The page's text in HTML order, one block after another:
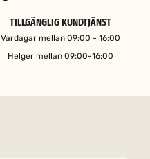
TILLGÄNGLIG KUNDTJÄNST
Vardagar mellan 09:00 - 16:00
Helger mellan 09:00-16:00